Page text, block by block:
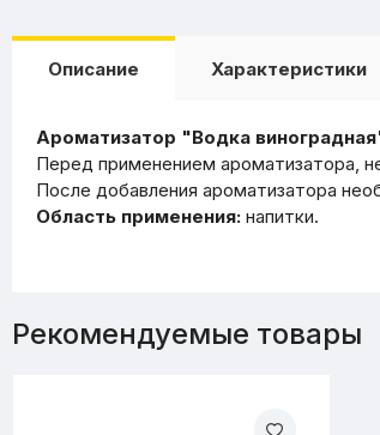
Описание Характеристики
Ароматизатор "Водка
Перед применением ароматизатора,
После добавления ароматизатора
Область применения: напитки.
Рекомендуемые товары